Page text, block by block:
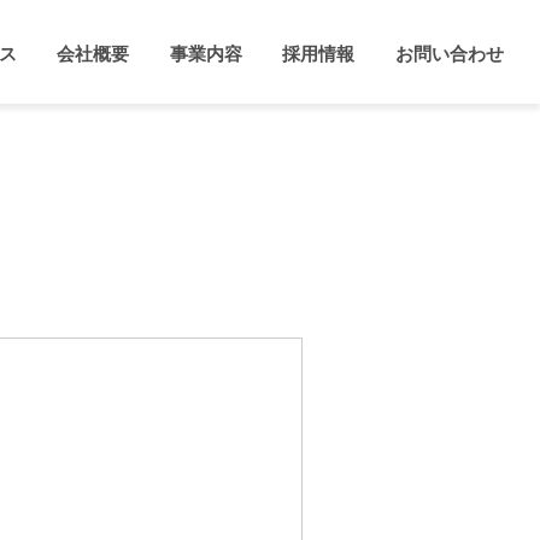
会社概要 事業内容 採用情報 お問い合わせ